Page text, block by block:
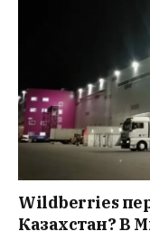
Wildberries
Казахстан? В